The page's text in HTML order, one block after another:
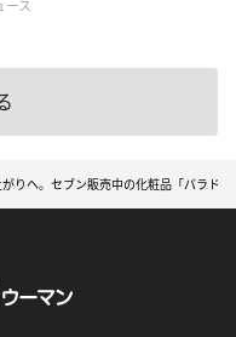
ース
りへ。セブン販売中の化粧品「パラド